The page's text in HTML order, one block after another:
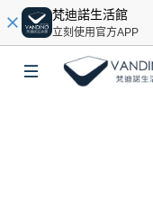
梵迪諾生活館
立刻使用官方APP